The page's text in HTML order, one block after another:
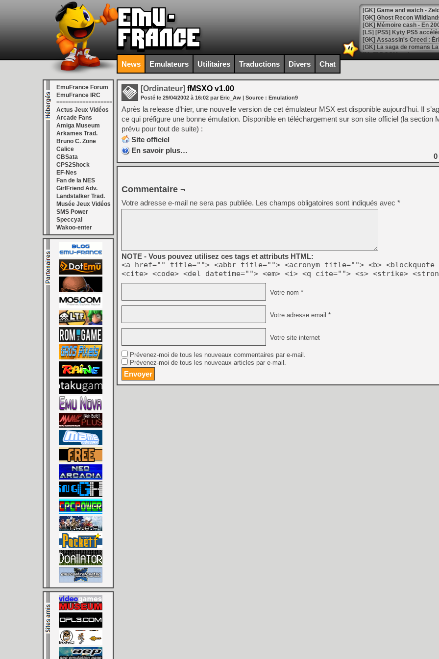
[Mo5] DOOM arrive en
[GK] Bethesda fête les 30
[GK] Roblox : l'action en
[GK] Agenda - GeForce
[GK] Devolver Digital en a
[LS] [PS5] ps5-y2jb-
[GK] Pourquoi Marvel
[GK] Test : Restory : Chill
[GK] GTA 6 : Rockstar
[GK] Hot Wheels Infinite
[GK] Mémoire cash -
[GK] Résultats Nintendo :
[GK] Déjà des
[Mo5] Brickboy cherche à
[GK] Minecraft et ses «
[GK] Beast of
[GK] Ubisoft : fin de partie
[GK] Mémoire cash -
[GK] Dan Houser (GTA)
[GK] Comment EA Sports
[GK] Crimson Moon : un
[GK] Isle of Reveries : le
[GK] Moonlighter 2 : The
[GK] Capcom relance
[Mo5] Deux inédits du
[GK] Le beat'em up The
[GK] Endless Legend 2 :
[LS] [PS5] Premiers
News Emulateurs Utilitaires Traductions Divers Chat
EmuFrance Forum
EmuFrance IRC
===================
Actus Jeux Vidéos
Arcade Fans
Amiga Museum
Arkames Trad.
Bruno C. Zone
Calice
CBSata
CPS2Shock
EF-Nes
Fan de la NES
GirlFriend Adv.
Landstalker Trad.
Musée Jeux Vidéos
SMS Power
Speccyal
Wakoo-enter
[Ordinateur] fMSXO v1.00
Posté le 29/04/2002 à 16:02 par Eric_Aw | Source : Emulation9
Après la release d’hier, une nouvelle version de cet émulateur MSX est disponible aujourd’hui. Il
ce qui préfigure une bonne émulation. Disponible en téléchargement sur son site officiel (la section
prévu pour tout de suite) :
Site officiel
En savoir plus…
0
Commentaire ¬
Votre adresse e-mail ne sera pas publiée. Les champs obligatoires sont indiqués avec *
NOTE - Vous pouvez utilisez ces tags et attributs HTML:
<a href="" title=""> <abbr title=""> <acronym title=""> <b> <blockquote
<cite> <code> <del datetime=""> <em> <i> <q cite=""> <s> <strike>
Votre nom *
Votre adresse email *
Votre site internet
Prévenez-moi de tous les nouveaux commentaires par e-mail.
Prévenez-moi de tous les nouveaux articles par e-mail.